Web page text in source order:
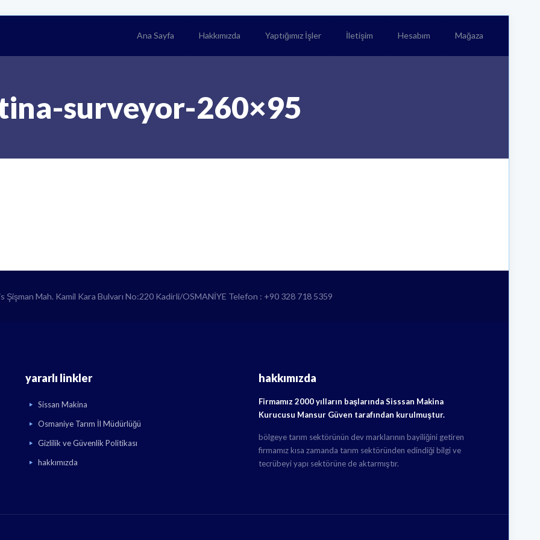
Ana Sayfa Hakkımızda Yaptığımız İşler İletişim Hesabım Mağaza
surveyor-260×95
Şişman Mah. Kamil Kara Bulvarı No:220 Kadirli/OSMANİYE Telefon : +90 328 718 5359
yararlı linkler
Sissan Makina
Osmaniye Tarım İl Müdürlüğü
Gizlilik ve Güvenlik Politikası
hakkımızda
hakkımızda
Firmamız 2000 yılların başlarında Sisssan Makina
Kurucusu Mansur Güven tarafından kurulmuştur.
bölgeye tarım sektörünün dev marklarının bayiliğini getiren
firmamız kısa zamanda tarım sektöründen edindiği bilgi ve
tecrübeyi yapı sektörüne de aktarmıştır.